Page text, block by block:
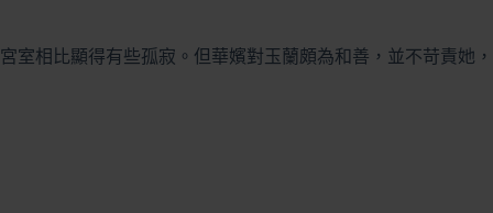
相比顯得有些孤寂。但華嬪對玉蘭頗為和善，並不苛責她，